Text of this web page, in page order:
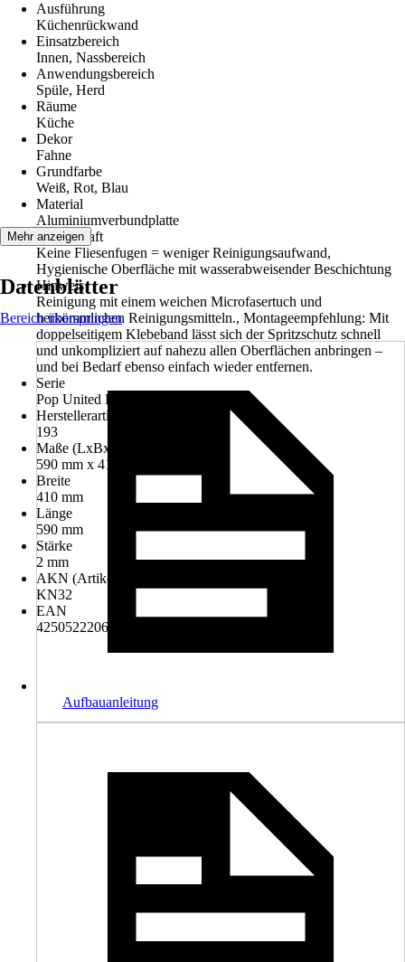
Ausführung
Küchenrückwand
Einsatzbereich
Innen, Nassbereich
Anwendungsbereich
Spüle, Herd
Räume
Küche
Dekor
Fahne
Grundfarbe
Weiß, Rot, Blau
Material
Aluminiumverbundplatte
Eigenschaft
Keine Fliesenfugen = weniger Reinigungsaufwand,
Hygienische Oberfläche mit wasserabweisender Beschichtung
Hinweis
Reinigung mit einem weichen Microfasertuch und
herkömmlichen Reinigungsmitteln., Montageempfehlung: Mit
doppelseitigem Klebeband lässt sich der Spritzschutz schnell
und unkompliziert auf nahezu allen Oberflächen anbringen –
und bei Bedarf ebenso einfach wieder entfernen.
Serie
Pop United Kingdom
Herstellerartikelnummer
193
Maße (LxBxS)
590 mm x 410 mm x 2 mm
Breite
410 mm
Länge
590 mm
Stärke
2 mm
AKN (Artikelkurznummer)
KN32
EAN
4250522206145
Mehr anzeigen
Datenblätter
Bereich überspringen
Aufbauanleitung